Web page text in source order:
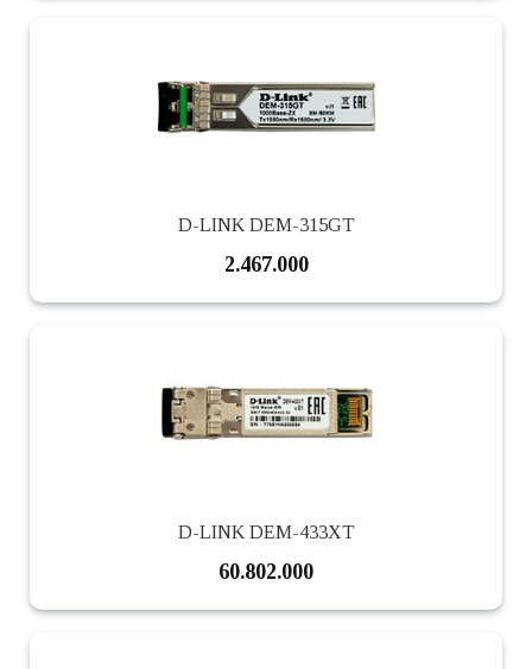
D-LINK DEM-315GT
2.467.000
D-LINK DEM-433XT
60.802.000